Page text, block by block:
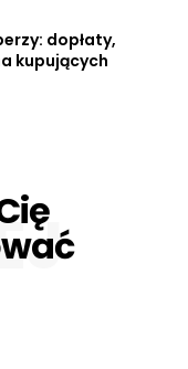
dopłaty,
kupujących